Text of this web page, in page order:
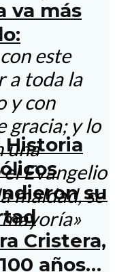
va más
Historia
su
Cristera,
años…
este
a toda la
y con
gracia; y lo
una
Evangelio
maldad, se